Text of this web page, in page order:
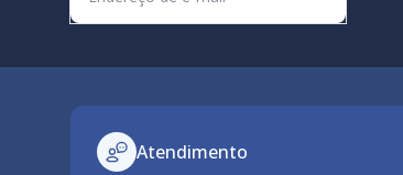
Atendimento